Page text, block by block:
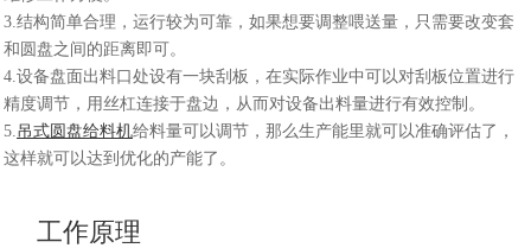
3.结构简单合理，运行较为可靠，如果想要调整喂送量，只需要改变套
和圆盘之间的距离即可。
4.设备盘面出料口处设有一块刮板，在实际作业中可以对刮板位置进行
精度调节，用丝杠连接于盘边，从而对设备出料量进行有效控制。
5. 吊式圆盘给料机给料量可以调节，那么生产能里就可以准确评估了，
这样就可以达到优化的产能了。
工作原理